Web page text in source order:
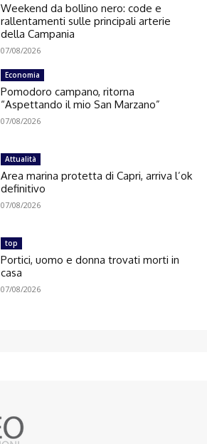
Weekend da bollino nero: code e
rallentamenti sulle principali arterie
della Campania
07/08/2026
Economia
Pomodoro campano, ritorna
“Aspettando il mio San Marzano”
07/08/2026
Attualità
Area marina protetta di Capri, arriva l’ok
definitivo
07/08/2026
top
Portici, uomo e donna trovati morti in
casa
07/08/2026